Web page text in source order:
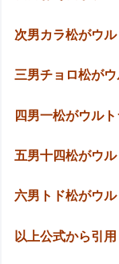
次男カラ松がウル
三男チョロ松が
四男一松がウル
五男十四松がウ
六男トド松がウ
以上公式から引用